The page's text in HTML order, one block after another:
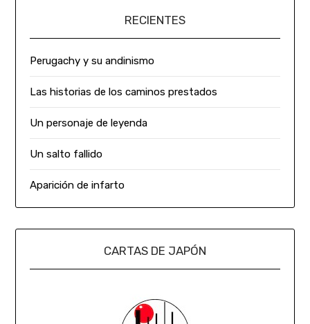
RECIENTES
Perugachy y su andinismo
Las historias de los caminos prestados
Un personaje de leyenda
Un salto fallido
Aparición de infarto
CARTAS DE JAPÓN